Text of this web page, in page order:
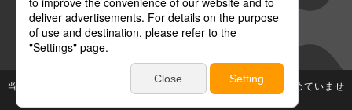
当社が著作権、著作隣接権を有する放送番組等の無断利用は認めていませ
ん。